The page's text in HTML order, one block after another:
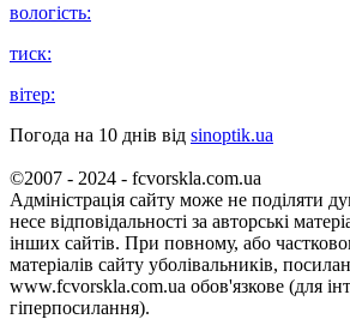
вологість:
тиск:
вітер:
Погода на 10 днів від sinoptik.ua
©2007 - 2024 - fcvorskla.com.ua
Адміністрація сайту може не поділяти
несе відповідальності за авторські
інших сайтів. При повному, або
матеріалів сайту уболівальників,
www.fcvorskla.com.ua обов'язкове (для
гіперпосилання).